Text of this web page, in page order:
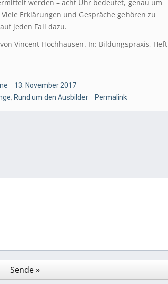
werden – acht Uhr bedeutet, genau um
Erklärungen und Gespräche gehören zu
jeden Fall dazu.
Vincent Hochhausen. In: Bildungspraxis, Heft
13. November 2017
, Rund um den Ausbilder Permalink